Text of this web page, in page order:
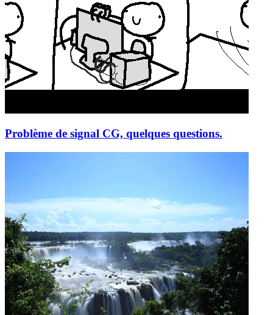
Problème de signal CG, quelques questions.